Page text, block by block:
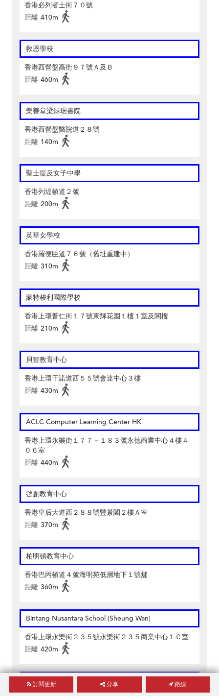
香港必列者士街７０號
距離 410m
救恩學校
香港西營盤高街９７號Ａ及Ｂ
距離 460m
樂善堂梁銶琚書院
香港西營盤醫院道２８號
距離 140m
聖士提反女子中學
香港列堤頓道２號
距離 200m
英華女學校
香港羅便臣道７６號（舊址重建中）
距離 310m
蒙特梭利國際學校
香港上環普仁街１７號東輝花園１樓１室及閣樓
距離 210m
貝智教育中心
香港上環干諾道西５５號會達中心３樓
距離 430m
ACLC Computer Learning Center HK
香港上環永樂街１７７－１８３號永德商業中心４樓４
０６室
距離 440m
啓創教育中心
香港皇后大道西２８８號豐景閣２樓Ａ室
距離 370m
柏明頓教育中心
香港巴丙頓道４號海明苑低層地下１號舖
距離 360m
Bintang Nusantara School (Sheung Wan)
香港上環永樂街２３５號永樂街２３５商業中心１Ｃ室
距離 420m
清風白雲教育中心
訂閱更新 分享 路線